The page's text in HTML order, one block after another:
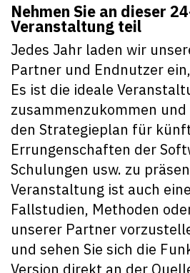
Nehmen Sie an dieser
Veranstaltung teil
Jedes Jahr laden wir
Partner und Endnutzer
Es ist die ideale
zusammenzukommen
den Strategieplan für
Errungenschaften der
Schulungen usw. zu
Veranstaltung ist auch
Fallstudien, Methoden
unserer Partner
und sehen Sie sich die
Version direkt an der